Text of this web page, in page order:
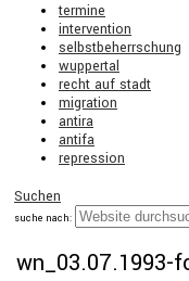
termine
intervention
selbstbeherrschung
wuppertal
recht auf stadt
migration
antira
antifa
repression
Suchen
suche nach:
wn_03.07.1993-